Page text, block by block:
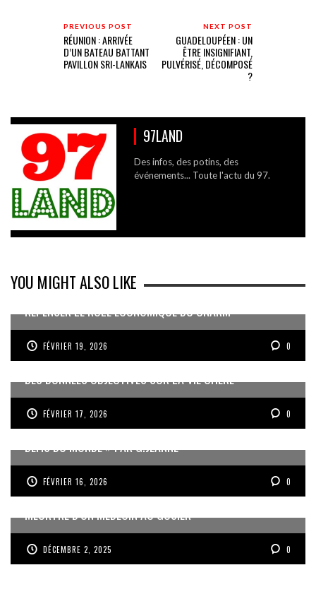
PREVIOUS POST
RÉUNION : ARRIVÉE
D’UN BATEAU BATTANT
PAVILLON SRI-LANKAIS
NEXT POST
GUADELOUPÉEN : UN
ÊTRE INSIGNIFIANT,
PULVÉRISÉ, DÉCOMPOSÉ
?
97LAND
Des infos, des potins, des
événements... Toute l'actu du 97.
YOU MIGHT ALSO LIKE
REPENSER LE RÔLE ÉCONOMIQUE DU CNARM
FÉVRIER 19, 2026 0
DES DONNÉES OBJECTIVES SUR LA VIE CHÈRE
FÉVRIER 17, 2026 0
« UN GOSIER FIER, FORT ET RESPONSABLE FACE AUX
DÉFIS DU MONDE » PAR G.JEANNE
FÉVRIER 16, 2026 0
MEURTRE D’UN MÉDECIN AU GOSIER
DÉCEMBRE 2, 2025 0